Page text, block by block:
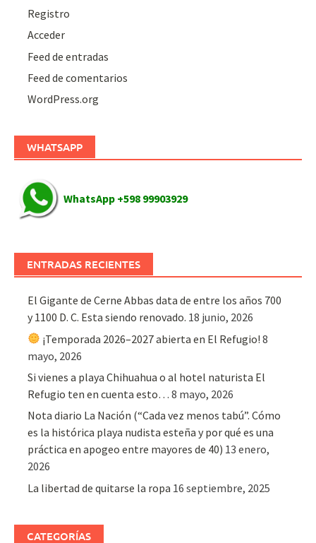
Registro
Acceder
Feed de entradas
Feed de comentarios
WordPress.org
WHATSAPP
WhatsApp +598 99903929
ENTRADAS RECIENTES
El Gigante de Cerne Abbas data de entre los años 700
y 1100 D. C. Esta siendo renovado. 18 junio, 2026
¡Temporada 2026–2027 abierta en El Refugio! 8
mayo, 2026
Si vienes a playa Chihuahua o al hotel naturista El
Refugio ten en cuenta esto… 8 mayo, 2026
Nota diario La Nación (“Cada vez menos tabú”. Cómo
es la histórica playa nudista esteña y por qué es una
práctica en apogeo entre mayores de 40) 13 enero,
2026
La libertad de quitarse la ropa 16 septiembre, 2025
CATEGORÍAS